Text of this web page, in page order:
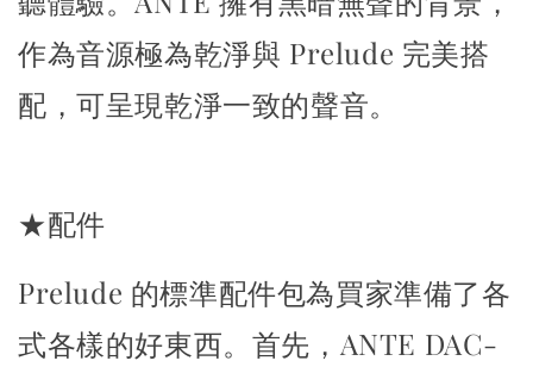
作為音源極為乾淨與 Prelude 完美搭
配，可呈現乾淨一致的聲音。
★配件
Prelude 的標準配件包為買家準備了各
式各樣的好東西。 首先，ANTE DAC-